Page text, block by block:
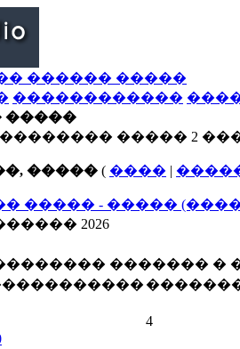
������ �����
������������
�����
����� 2
����� ( ���� |
����� - �����
2026
������� �
4